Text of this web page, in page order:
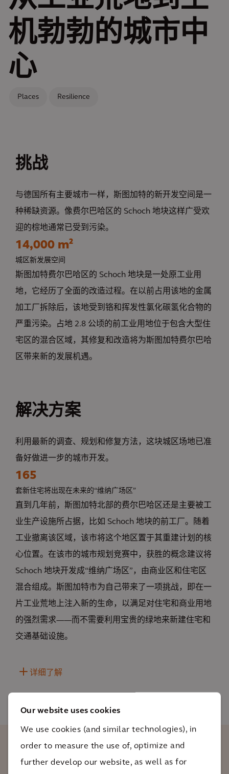
Our website uses cookies
We use cookies (and similar technologies), in
order to measure the use of, optimize and
further develop our website, as well as for
机勃勃的城市中
心
Places Resilience
挑战
与德国所有主要城市一样，斯图加特的新开发空间是一
种稀缺资源。像费尔巴哈区的 Schoch 地块这样广受欢
迎的棕地通常已受到污染。
14,000 m²
城区新发展空间
斯图加特费尔巴哈区的 Schoch 地块是一处原工业用
地，它经历了全面的改造过程。在以前占用该地的金属
加工厂拆除后，该地受到铬和挥发性氯化碳氢化合物的
严重污染。占地 2.8 公顷的前工业用地位于包含大型住
宅区的混合区域，其修复和改造将为斯图加特费尔巴哈
区带来新的发展机遇。
解决方案
利用最新的调查、规划和修复方法，这块城区场地已准
备好做进一步的城市开发。
165
套新住宅将出现在未来的“维纳广场区”
直到几年前，斯图加特北部的费尔巴哈区还是主要被工
业生产设施所占据，比如 Schoch 地块的前工厂。随着
工业撤离该区域，该市将这个地区置于其重建计划的核
心位置。在该市的城市规划竞赛中，获胜的概念建议将
Schoch 地块开发成“维纳广场区”，由商业区和住宅区
混合组成。斯图加特市为自己带来了一项挑战，即在一
片工业荒地上注入新的生命，以满足对住宅和商业用地
的强烈需求——而不需要利用宝贵的绿地来新建住宅和
交通基础设施。
详细了解
将原 Schoch 地块修复并改造成可容纳大量